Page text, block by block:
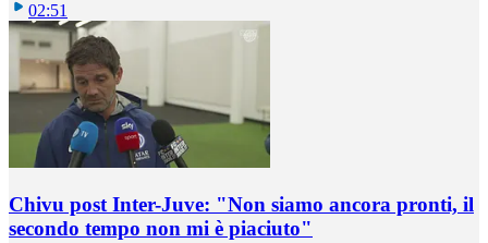
02:51
Chivu post Inter-Juve: "Non siamo ancora pronti, il
secondo tempo non mi è piaciuto"